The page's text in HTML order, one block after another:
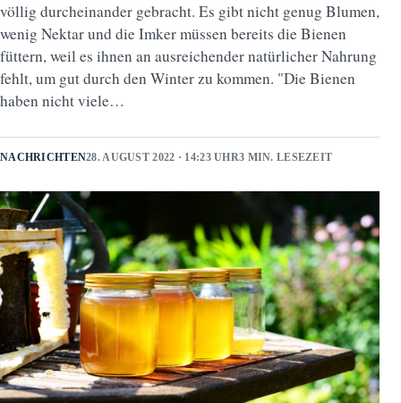
völlig durcheinander gebracht. Es gibt nicht genug Blumen,
wenig Nektar und die Imker müssen bereits die Bienen
füttern, weil es ihnen an ausreichender natürlicher Nahrung
fehlt, um gut durch den Winter zu kommen. "Die Bienen
haben nicht viele…
NACHRICHTEN28. AUGUST 2022 · 14:23 UHR3 MIN. LESEZEIT